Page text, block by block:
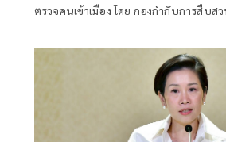
ตรวจคนเข้าเมือง โดย กองกำกับการสืบ
มิ (MR.TAKAFUMI) อายุ 31 ปี สัญชาติญี่
ตาม พ.ร.บ.คนเข้าเมือง พ.ศ.2522 มาตรา 12(7) มีพ
เป็นที่น่าเชื่อถือว่าเป็นบุคคลที่เป็นภัยต่อสั
ร้ายให้เกิดอันตรายต่อความสงบสุข